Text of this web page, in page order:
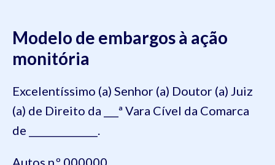
Modelo de embargos à ação
monitória
Excelentíssimo (a) Senhor (a) Doutor (a) Juiz
(a) de Direito da ___ª Vara Cível da Comarca
de ______________.